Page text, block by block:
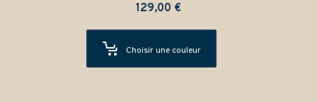
Choisir une couleur